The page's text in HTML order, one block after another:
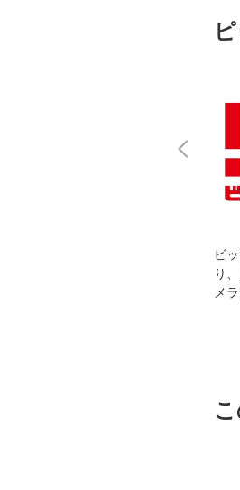
ビ
り
メ